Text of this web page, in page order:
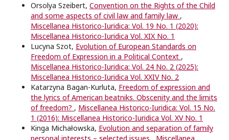
Orsolya Szeibert, Convention on the Rights of the Child
and some aspects of civil law and family law ,
Miscellanea Historico-Iuridica: Vol. 19 No. 1 (2020):
Miscellanea Historico-Iuridica Vol. XIX No. 1
Lucyna Szot, Evolution of European Standards on
Freedom of Expression in a Political Context ,
Miscellanea Historico-Iuridica: Vol. 24 No. 2 (2025):
Miscellanea Historico-Iuridica Vol. XXIV No. 2
Katarzyna Bagan-Kurluta, Freedom of expression and
the lyrics of American beatniks. Obscenity and the limits
of freedom? , Miscellanea Historico-Iuridica: Vol. 15 No.
1 (2016): Miscellanea Historico-Iuridica Vol. XV No. 1
Kinga Michałowska, Evolution and separation of family